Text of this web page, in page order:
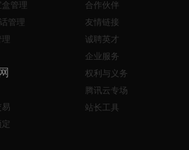
管理
管理
合作伙伴
友情链接
诚聘英才
企业服务
权利与义务
腾讯云专场
站长工具